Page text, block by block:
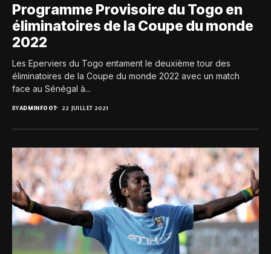
Programme Provisoire du Togo en
éliminatoires de la Coupe du monde
2022
Les Eperviers du Togo entament le deuxième tour des
éliminatoires de la Coupe du monde 2022 avec un match
face au Sénégal à...
BYADMINFOOT 22 JUILLET 2021